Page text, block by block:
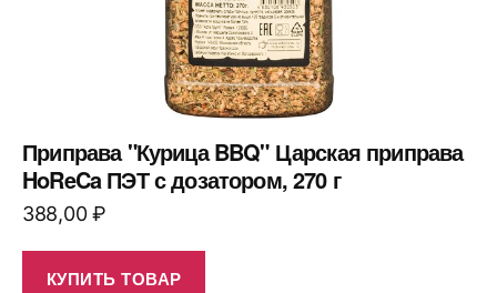
Приправа "Курица BBQ" Царская приправа
HoReCa ПЭТ с дозатором, 270 г
388,00₽
КУПИТЬ ТОВАР